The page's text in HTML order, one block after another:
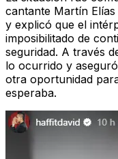
cantante Martín
y explicó que el
imposibilitado de
seguridad. A través
lo ocurrido y
otra oportunidad
esperaba.